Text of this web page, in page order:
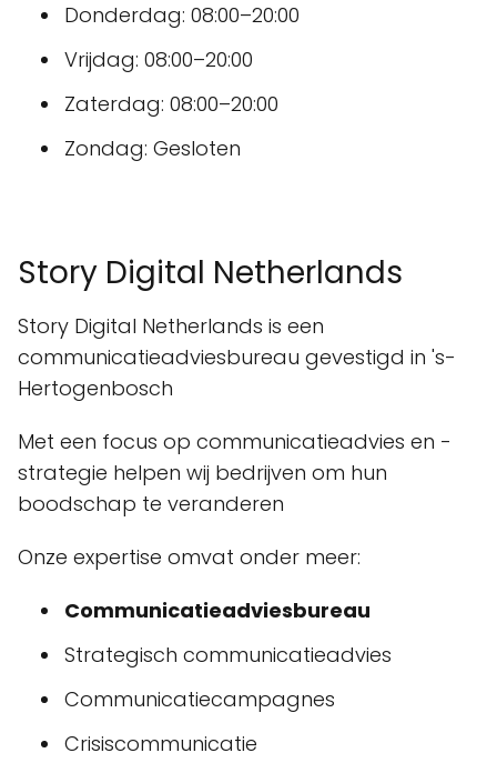
Donderdag: 08:00–20:00
Vrijdag: 08:00–20:00
Zaterdag: 08:00–20:00
Zondag: Gesloten
Story Digital Netherlands
Story Digital Netherlands is een
communicatieadviesbureau gevestigd in 's-
Hertogenbosch
Met een focus op communicatieadvies en -
strategie helpen wij bedrijven om hun
boodschap te veranderen
Onze expertise omvat onder meer:
Communicatieadviesbureau
Strategisch communicatieadvies
Communicatiecampagnes
Crisiscommunicatie